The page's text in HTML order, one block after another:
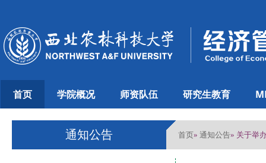
首页 学院概况 师资队伍 研究生教育
通知公告 首页» 通知公告» 关于举